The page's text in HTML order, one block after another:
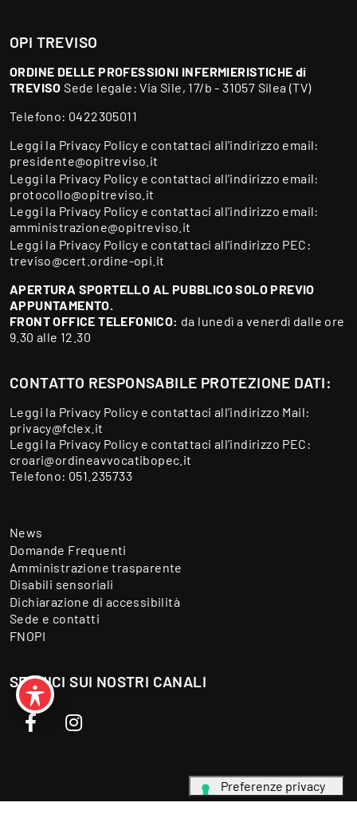
OPI TREVISO
ORDINE DELLE PROFESSIONI INFERMIERISTICHE di
TREVISO Sede legale: Via Sile, 17/b - 31057 Silea (TV)
Telefono: 0422305011
Leggi la Privacy Policy e contattaci all'indirizzo email:
presidente@opitreviso.it
Leggi la Privacy Policy e contattaci all'indirizzo email:
protocollo@opitreviso.it
Leggi la Privacy Policy e contattaci all'indirizzo email:
amministrazione@opitreviso.it
Leggi la Privacy Policy e contattaci all'indirizzo PEC:
treviso@cert.ordine-opi.it
APERTURA SPORTELLO AL PUBBLICO SOLO PREVIO
APPUNTAMENTO.
FRONT OFFICE TELEFONICO: da lunedì a venerdì dalle ore
9.30 alle 12.30
CONTATTO RESPONSABILE PROTEZIONE DATI:
Leggi la Privacy Policy e contattaci all’indirizzo Mail:
privacy@fclex.it
Leggi la Privacy Policy e contattaci all’indirizzo PEC:
croari@ordineavvocatibopec.it
Telefono: 051.235733
News
Domande Frequenti
Amministrazione trasparente
Disabili sensoriali
Dichiarazione di accessibilità
Sede e contatti
FNOPI
SEGUICI SUI NOSTRI CANALI
Facebook